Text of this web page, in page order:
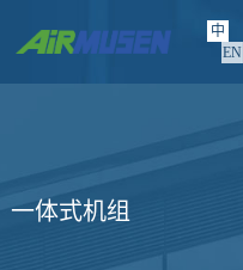
中
EN
一体式机组